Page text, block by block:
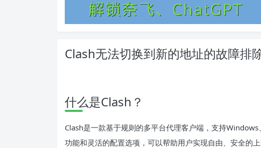
Clash无法切换到新的地址的故障排
什么是Clash？
Clash是一款基于规则的多平台代理客户端，支持
功能和灵活的配置选项，可以帮助用户实现自由、安全的上